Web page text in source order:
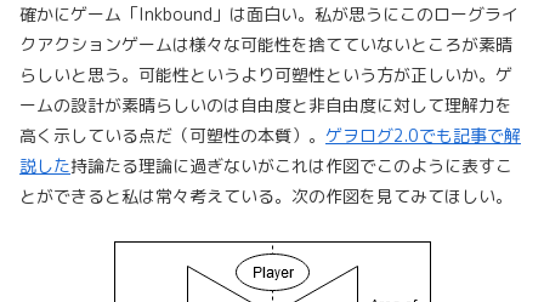
確かにゲーム「Inkbound」は面白い。私が思うにこのローグライ
クアクションゲームは様々な可能性を捨てていないところが素晴
らしいと思う。可能性というより可塑性という方が正しいか。ゲ
ームの設計が素晴らしいのは自由度と非自由度に対して理解力を
高く示している点だ（可塑性の本質）。 ゲヲログ2.0でも記事で解
説した持論たる理論に過ぎないがこれは作図でこのように表すこ
とができると私は常々考えている。次の作図を見てみてほしい。